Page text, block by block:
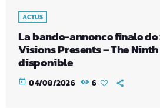
ACTUS
La bande-annonce finale de
Visions Presents – The
disponible
today 04/08/2026 6